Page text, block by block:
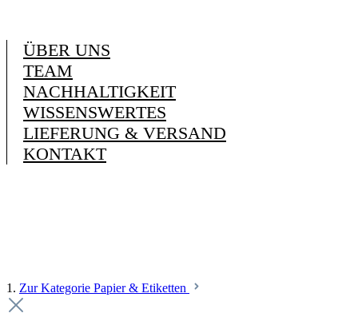
ÜBER UNS
TEAM
NACHHALTIGKEIT
WISSENSWERTES
LIEFERUNG & VERSAND
KONTAKT
1. Zur Kategorie Papier & Etiketten